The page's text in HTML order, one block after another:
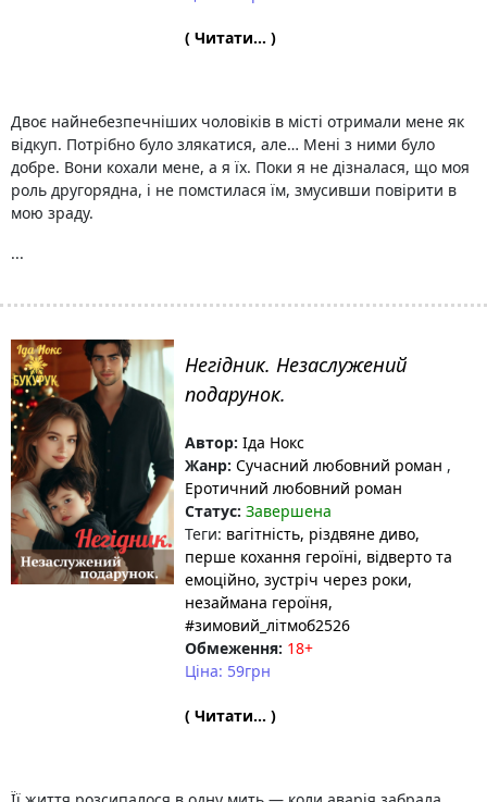
( Читати... )
Двоє найнебезпечніших чоловіків в місті отримали мене як
відкуп. Потрібно було злякатися, але… Мені з ними було
добре. Вони кохали мене, а я їх. Поки я не дізналася, що моя
роль другорядна, і не помстилася їм, змусивши повірити в
мою зраду.
...
Негідник. Незаслужений
подарунок.
Автор: Іда Нокс
Жанр: Сучасний любовний роман ,
Еротичний любовний роман
Статус: Завершена
Теги: вагітність, різдвяне диво,
перше кохання героїні, відверто та
емоційно, зустріч через роки,
незаймана героїня,
#зимовий_літмоб2526
Обмеження: 18+
Ціна: 59грн
( Читати... )